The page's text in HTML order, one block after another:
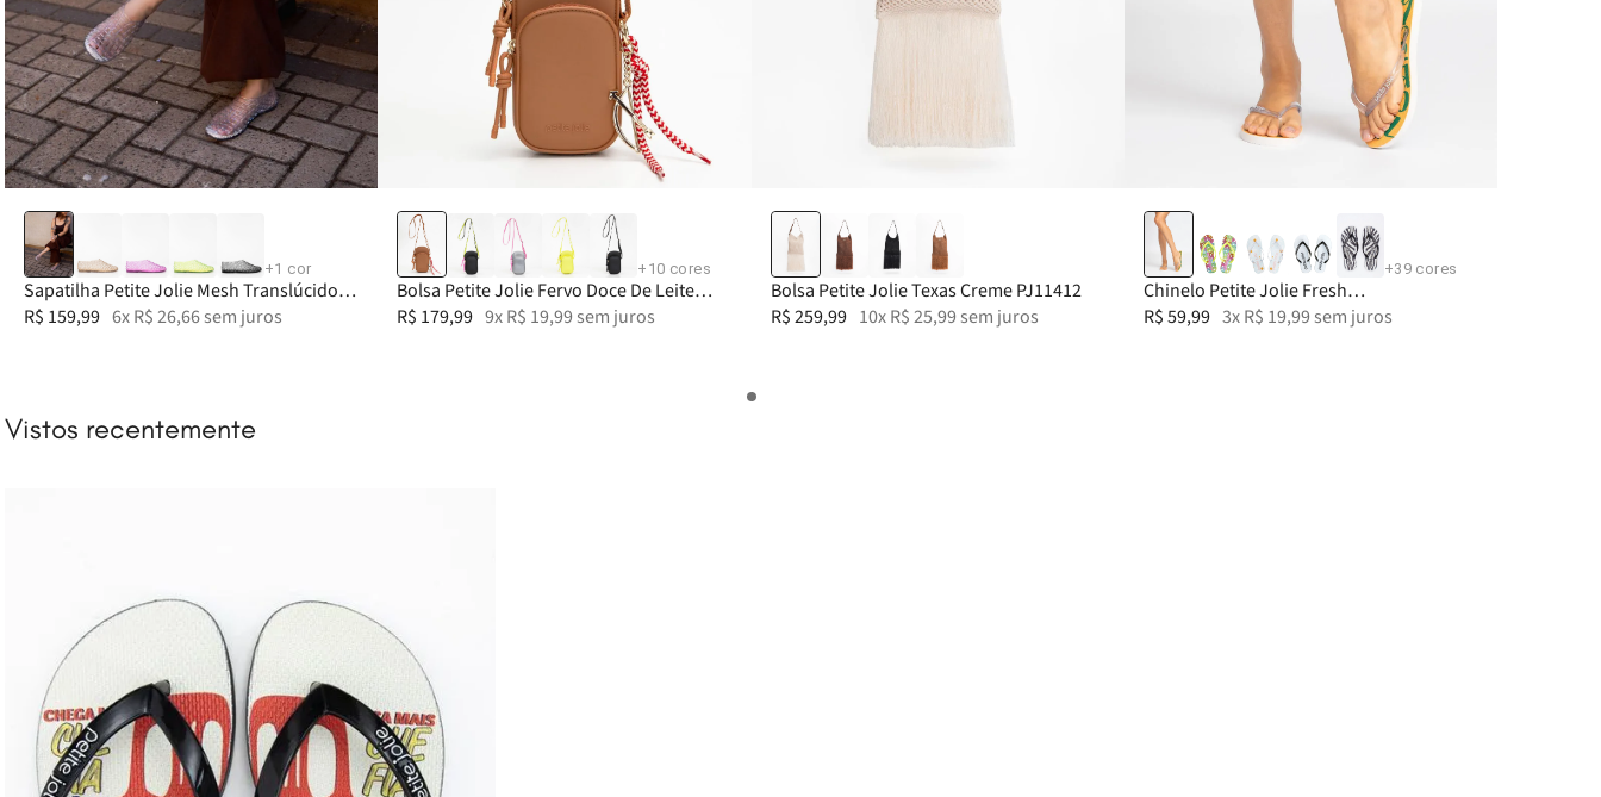
33-34 35 36 38 39-40
+1 cor
Sapatilha Petite Jolie Mesh Translúcido
PJ7760
R$ 159,99 6xR$26,66sem juros
+ 10 cores
Bolsa Petite Jolie Fervo Doce De Leite
PJ11451
R$ 179,99 9xR$ 19,99 sem juros
Bolsa Petite Jolie Texas Creme PJ11412
R$259,99 10xR$25,99 sem juros
+39 cores
Chinelo Petite Jolie Fresh
Translúcido/Brasil 2 PJ6969
R$59,99 3xR$ 19,99 sem juros